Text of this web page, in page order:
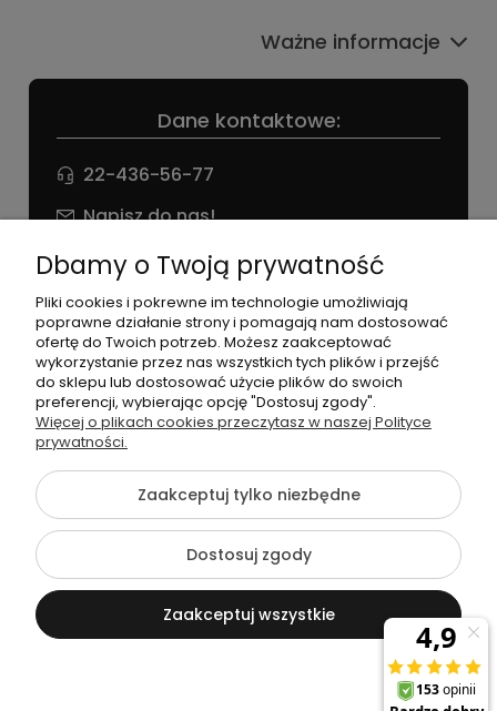
Dane kontaktowe:
22-436-56-77
Napisz do nas!
NIP: 826 186 42 29
Ważne informacje
©2026 Wszelkie Prawa Zastrzeżone | agneess sklep
internetowy
Szablon Flex byEcommercy
Pokaż pełną wersję strony
Sklep internetowy Shoper Premium
Dbamy o Twoją prywatność
Pliki cookies i pokrewne im technologie umożliwiają
poprawne działanie strony i pomagają nam dostosować
ofertę do Twoich potrzeb. Możesz zaakceptować
wykorzystanie przez nas wszystkich tych plików i przejść
do sklepu lub dostosować użycie plików do swoich
preferencji, wybierając opcję "Dostosuj zgody".
Więcej o plikach cookies przeczytasz w naszej Polityce
prywatności.
Zaakceptuj tylko niezbędne
Dostosuj zgody
Zaakceptuj wszystkie